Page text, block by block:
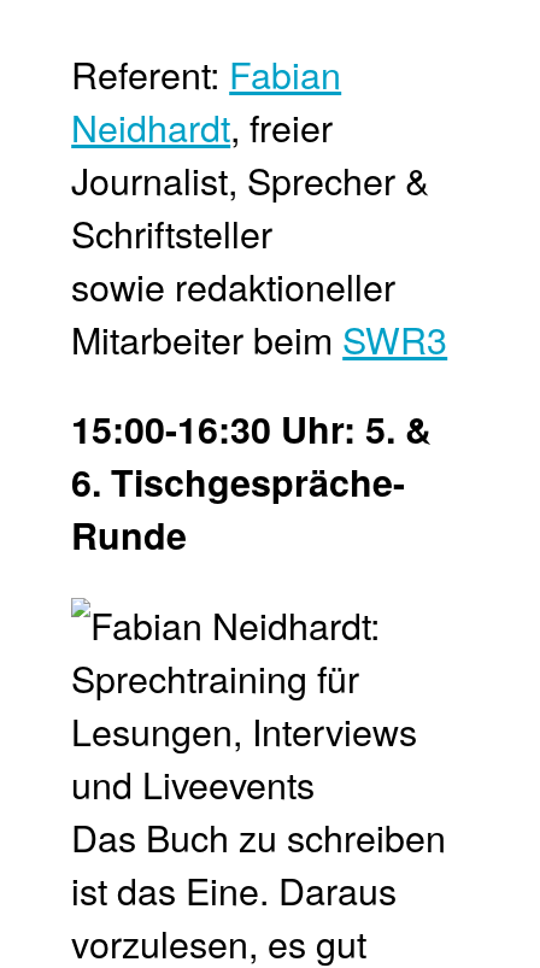
Referent: Fabian
Neidhardt, freier
Journalist, Sprecher &
Schriftsteller
sowie redaktioneller
Mitarbeiter beim SWR3
15:00-16:30 Uhr: 5. &
6. Tischgespräche-
Runde
Das Buch zu schreiben
ist das Eine. Daraus
vorzulesen, es gut